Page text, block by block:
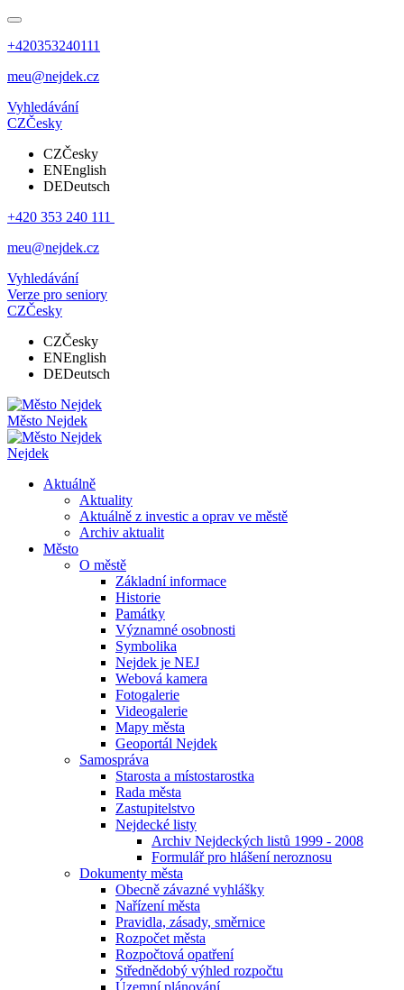
+420353240111
meu@nejdek.cz
Vyhledávání
CZČesky
CZČesky
ENEnglish
DEDeutsch
+420 353 240 111
meu@nejdek.cz
Vyhledávání
Verze pro seniory
CZČesky
CZČesky
ENEnglish
DEDeutsch
Město Nejdek
Nejdek
Aktuálně
Aktuality
Aktuálně z investic a oprav ve městě
Archiv aktualit
Město
O městě
Základní informace
Historie
Památky
Významné osobnosti
Symbolika
Nejdek je NEJ
Webová kamera
Fotogalerie
Videogalerie
Mapy města
Geoportál Nejdek
Samospráva
Starosta a místostarostka
Rada města
Zastupitelstvo
Nejdecké listy
Archiv Nejdeckých listů 1999 - 2008
Formulář pro hlášení neroznosu
Dokumenty města
Obecně závazné vyhlášky
Nařízení města
Pravidla, zásady, směrnice
Rozpočet města
Rozpočtová opatření
Střednědobý výhled rozpočtu
Územní plánování